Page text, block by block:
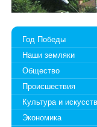
Год Победы
Наши земляки
Общество
Происшествия
Культура и
Экономика